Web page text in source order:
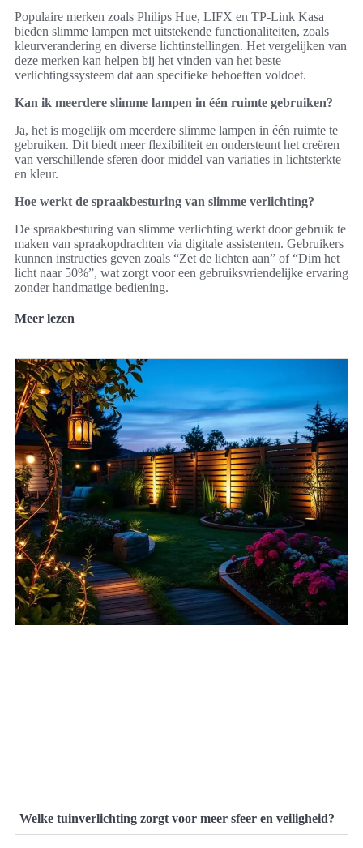
Populaire merken zoals Philips Hue, LIFX en TP-Link Kasa
bieden slimme lampen met uitstekende functionaliteiten, zoals
kleurverandering en diverse lichtinstellingen. Het vergelijken van
deze merken kan helpen bij het vinden van het beste
verlichtingssysteem dat aan specifieke behoeften voldoet.
Kan ik meerdere slimme lampen in één ruimte gebruiken?
Ja, het is mogelijk om meerdere slimme lampen in één ruimte te
gebruiken. Dit biedt meer flexibiliteit en ondersteunt het creëren
van verschillende sferen door middel van variaties in lichtsterkte
en kleur.
Hoe werkt de spraakbesturing van slimme verlichting?
De spraakbesturing van slimme verlichting werkt door gebruik te
maken van spraakopdrachten via digitale assistenten. Gebruikers
kunnen instructies geven zoals “Zet de lichten aan” of “Dim het
licht naar 50%”, wat zorgt voor een gebruiksvriendelijke ervaring
zonder handmatige bediening.
Meer lezen
Welke tuinverlichting zorgt voor meer sfeer en veiligheid?